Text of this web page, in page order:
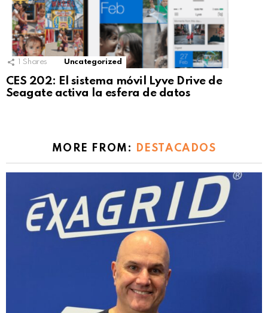
1 Shares Uncategorized
CES 202: El sistema móvil Lyve Drive de
Seagate activa la esfera de datos
MORE FROM: DESTACADOS